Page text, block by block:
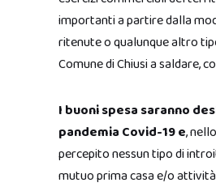
importanti a partire dalla
ritenute o qualunque altro
Comune di Chiusi a saldare,
I buoni spesa saranno
pandemia Covid-19 e,
percepito nessun tipo di
mutuo prima casa e/o